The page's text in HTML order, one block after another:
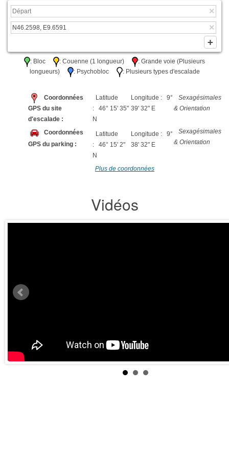
: Bloc : Couenne (1 longueur)
: Grande voie (Plusieurs
longueurs)
: Psychobloc : Plusieurs types d'escalade
Coordonnées
GPS du site
d'escalade :
Latitude
: 46° 15' 35"
N
Longitude : 9°
39' 32" E
Sexagésimales
& Orientation
Coordonnées
GPS du parking :
Latitude
: 46° 15' 2"
N
Longitude : 9°
38' 32" E
Sexagésimales
& Orientation
Plus de coordonnées
Vidéos